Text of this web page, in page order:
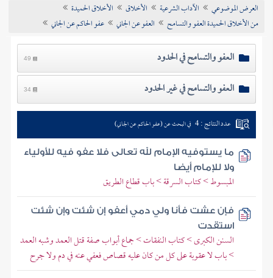
تراجم الأعلام
العرض الموضوعي الآداب الشرعية الأخلاق
الأخلاق الحميدة
من الأخلاق الحميدة العفو والتسامح
العفو عن الجاني عفو الحاكم عن الجاني
العفو والتسامح في الحدود 49
العفو والتسامح في غير الحدود 34
عدد النتائج : 4 في البحث عن (عفو الحاكم عن الجاني)
ما يستوفيه الإمام لله تعالى فلا عفو فيه للأولياء
ولا للإمام أيضا
المبسوط > كتاب السرقة > باب قطاع الطريق
فإن عشت فأنا ولي دمي أعفو إن شئت وإن شئت
استقدت
السنن الكبرى > كتاب النفقات > جماع أبواب صفة قتل العمد وشبه العمد
> باب لا عقوبة على كل من كان عليه قصاص فعفي عنه في دم ولا جرح